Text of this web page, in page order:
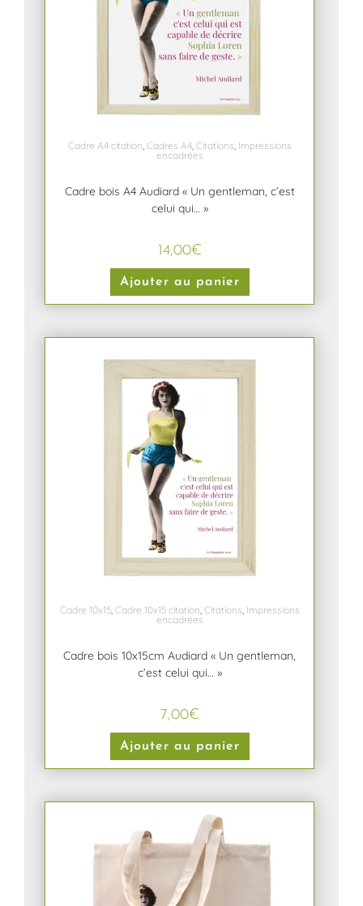
Cadre A4 citation, Cadres A4, Citations, Impressions
encadrées
Cadre bois A4 Audiard « Un gentleman, c’est
celui qui… »
14,00€
Ajouter au panier
Cadre 10x15, Cadre 10x15 citation, Citations, Impressions
encadrées
Cadre bois 10x15cm Audiard « Un gentleman,
c’est celui qui… »
7,00€
Ajouter au panier